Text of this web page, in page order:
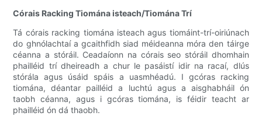
Córais Racking Tiomána isteach/Tiomána Trí
Tá córais racking tiomána isteach agus tiomáint-trí-oiriúnach
do ghnólachtaí a gcaithfidh siad méideanna móra den táirge
céanna a stóráil. Ceadaíonn na córais seo stóráil dhomhain
phailléid trí dheireadh a chur le pasáistí idir na racaí, dlús
stórála agus úsáid spáis a uasmhéadú. I gcóras racking
tiomána, déantar pailléid a luchtú agus a aisghabháil ón
taobh céanna, agus i gcóras tiomána, is féidir teacht ar
phailléid ón dá thaobh.